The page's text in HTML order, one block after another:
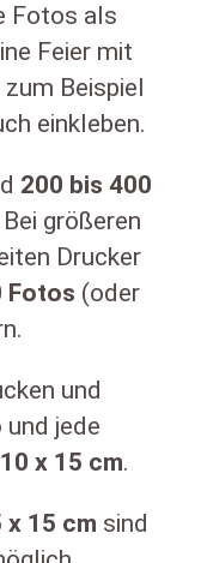
Fotos als
Feier mit
Beispiel
einkleben.
200 bis 400
größeren
Drucker
Fotos (oder
und
und jede
10 x 15 cm.
x 15 cm sind